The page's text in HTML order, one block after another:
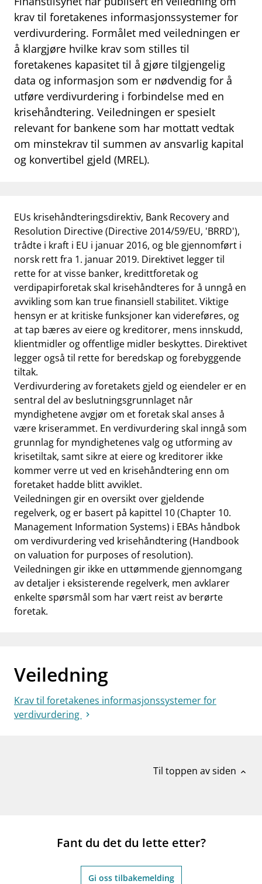
work_outlineJobb hos oss
dashboard Informasjon for investorer
notifications_noneAbonner på nyhetsvarsel
krav til foretakenes informasjonssystemer for
verdivurdering. Formålet med veiledningen er
å klargjøre hvilke krav som stilles til
foretakenes kapasitet til å gjøre tilgjengelig
data og informasjon som er nødvendig for å
utføre verdivurdering i forbindelse med en
krisehåndtering. Veiledningen er spesielt
relevant for bankene som har mottatt vedtak
om minstekrav til summen av ansvarlig kapital
og konvertibel gjeld (MREL).
EUs krisehåndteringsdirektiv, Bank Recovery and
Resolution Directive (Directive 2014/59/EU, 'BRRD'),
trådte i kraft i EU i januar 2016, og ble gjennomført i
norsk rett fra 1. januar 2019. Direktivet legger til
rette for at visse banker, kredittforetak og
verdipapirforetak skal krisehåndteres for å unngå en
avvikling som kan true finansiell stabilitet. Viktige
hensyn er at kritiske funksjoner kan videreføres, og
at tap bæres av eiere og kreditorer, mens innskudd,
klientmidler og offentlige midler beskyttes. Direktivet
legger også til rette for beredskap og forebyggende
tiltak.
Verdivurdering av foretakets gjeld og eiendeler er en
sentral del av beslutningsgrunnlaget når
myndighetene avgjør om et foretak skal anses å
være kriserammet. En verdivurdering skal inngå som
grunnlag for myndighetenes valg og utforming av
krisetiltak, samt sikre at eiere og kreditorer ikke
kommer verre ut ved en krisehåndtering enn om
foretaket hadde blitt avviklet.
Veiledningen gir en oversikt over gjeldende
regelverk, og er basert på kapittel 10 (Chapter 10.
Management Information Systems) i EBAs håndbok
om verdivurdering ved krisehåndtering (Handbook
on valuation for purposes of resolution).
Veiledningen gir ikke en uttømmende gjennomgang
av detaljer i eksisterende regelverk, men avklarer
enkelte spørsmål som har vært reist av berørte
foretak.
Veiledning
Krav til foretakenes informasjonssystemer for
verdivurdering
Til toppen av siden expand_less
Fant du det du lette etter?
Gi oss tilbakemelding